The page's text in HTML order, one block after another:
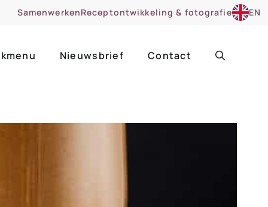
SamenwerkenReceptontwikkeling & fotografie EN
Nieuwsbrief Contact